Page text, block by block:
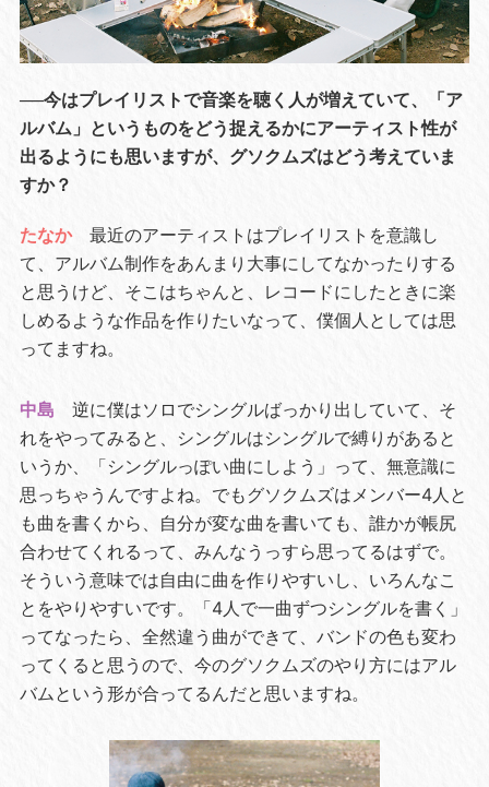
──今はプレイリストで音楽を聴く人が増えていて、「ア
ルバム」というものをどう捉えるかにアーティスト性が
出るようにも思いますが、グソクムズはどう考えていま
すか？
たなか
最近のアーティストはプレイリストを意識し
て、アルバム制作をあんまり大事にしてなかったりする
と思うけど、そこはちゃんと、レコードにしたときに楽
しめるような作品を作りたいなって、僕個人としては思
ってますね。
中島
逆に僕はソロでシングルばっかり出していて、そ
れをやってみると、シングルはシングルで縛りがあると
いうか、「シングルっぽい曲にしよう」って、無意識に
思っちゃうんですよね。でもグソクムズはメンバー4人と
も曲を書くから、自分が変な曲を書いても、誰かが帳尻
合わせてくれるって、みんなうっすら思ってるはずで。
そういう意味では自由に曲を作りやすいし、いろんなこ
とをやりやすいです。「4人で一曲ずつシングルを書く」
ってなったら、全然違う曲ができて、バンドの色も変わ
ってくると思うので、今のグソクムズのやり方にはアル
バムという形が合ってるんだと思いますね。